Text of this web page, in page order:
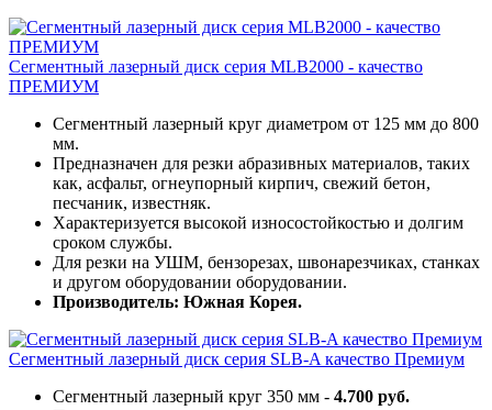
Сегментный лазерный диск серия MLB2000 - качество
ПРЕМИУМ
Сегментный лазерный круг диаметром от 125 мм до 800
мм.
Предназначен для резки абразивных материалов, таких
как, асфальт, огнеупорный кирпич, свежий бетон,
песчаник, известняк.
Характеризуется высокой износостойкостью и долгим
сроком службы.
Для резки на УШМ, бензорезах, швонарезчиках, станках
и другом оборудовании оборудовании.
Производитель: Южная Корея.
Сегментный лазерный диск серия SLB-A качество Премиум
Сегментный лазерный круг 350 мм - 4.700 руб.